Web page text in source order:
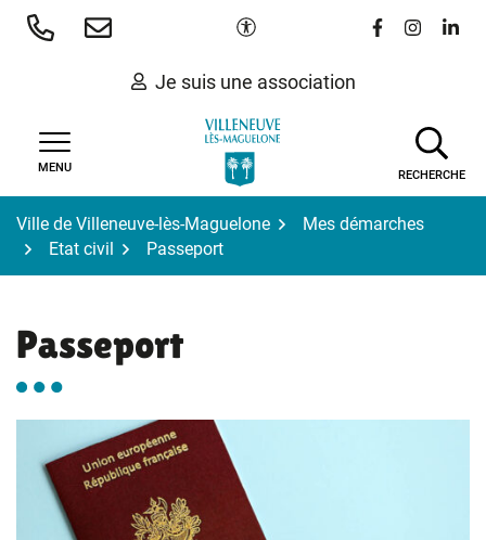
Aller
Paramètres d'accessibilité
Lien vers le
Lien vers
Lien
Je suis une association
MENU
RECHERCHE
Ville de Villeneuve-lès-Maguelone
Mes démarches
Etat civil
Passeport
Passeport